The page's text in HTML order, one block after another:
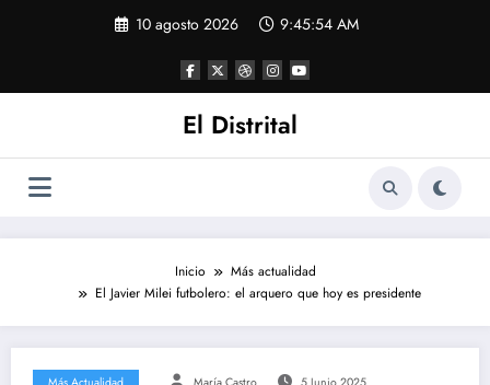
10 agosto 2026 9:45:55 AM
El Distrital
Inicio
Más actualidad
El Javier Milei futbolero: el arquero que hoy es presidente